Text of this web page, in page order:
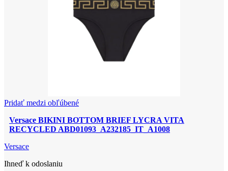
vybrať
Pridať medzi obľúbené
Versace BIKINI BOTTOM BRIEF LYCRA VITA
RECYCLED ABD01093_A232185_IT_A1008
Versace
Ihneď k odoslaniu